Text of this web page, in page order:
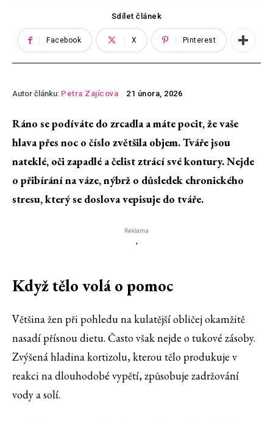
Sdílet článek
Facebook X Pinterest
Autor článku: Petra Zajícova 21 února, 2026
Ráno se podíváte do zrcadla a máte pocit, že vaše
hlava přes noc o číslo zvětšila objem. Tváře jsou
nateklé, oči zapadlé a čelist ztrácí své kontury. Nejde
o přibírání na váze, nýbrž o důsledek chronického
stresu, který se doslova vepisuje do tváře.
Reklama
'
Když tělo volá o pomoc
Většina žen při pohledu na kulatější obličej okamžitě
nasadí přísnou dietu. Často však nejde o tukové zásoby.
Zvýšená hladina kortizolu, kterou tělo produkuje v
reakci na dlouhodobé vypětí, způsobuje zadržování
vody a solí.